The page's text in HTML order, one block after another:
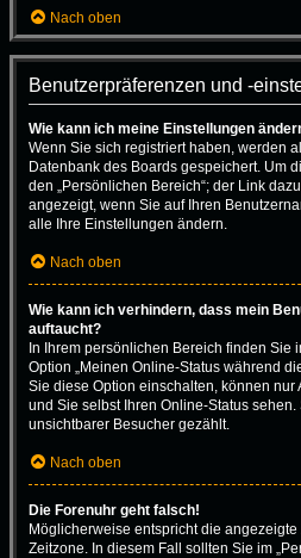
Nach oben
Benutzerpräferenzen und -
Wie kann ich meine Einstellungen
Wenn Sie sich registriert haben, werden
Datenbank des Boards gespeichert. Um
den „Persönlichen Bereich“; der Link
angezeigt, wenn Sie auf Ihren
alle Ihre Einstellungen ändern.
Nach oben
Wie kann ich verhindern, dass mein
auftaucht?
In Ihrem persönlichen Bereich finden Sie
Option „Meinen Online-Status während
Sie diese Option einschalten, können nur
und Sie selbst Ihren Online-Status
unsichtbarer Besucher gezählt.
Nach oben
Die Forenuhr geht falsch!
Möglicherweise entspricht die
Zeitzone. In diesem Fall sollten Sie im